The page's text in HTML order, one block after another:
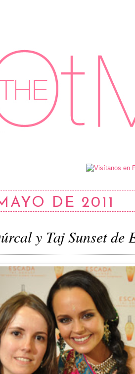
DE 2011
y Taj Sunset de